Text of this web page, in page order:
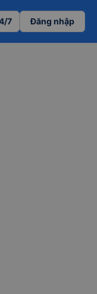
7 Đăng nhập